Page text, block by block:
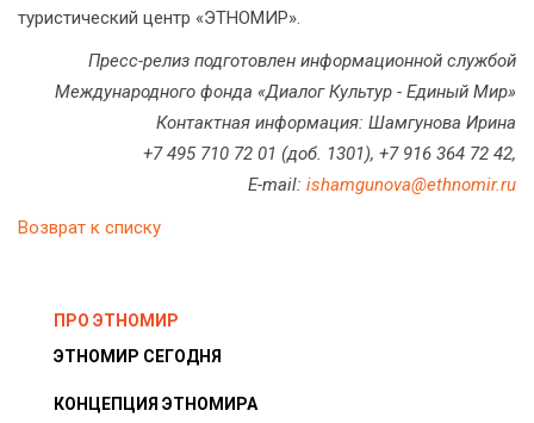
туристический центр «ЭТНОМИР».
Пресс-релиз подготовлен информационной службой
Международного фонда «Диалог Культур - Единый Мир»
Контактная информация: Шамгунова Ирина
+7 495 710 72 01 (доб. 1301), +7 916 364 72 42,
E-mail: ishamgunova@ethnomir.ru
Возврат к списку
ПРО ЭТНОМИР
ЭТНОМИР СЕГОДНЯ
КОНЦЕПЦИЯ ЭТНОМИРА